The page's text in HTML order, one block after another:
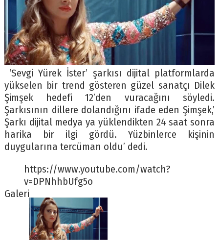
‘Sevgi Yürek İster’ şarkısı dijital platformlarda
yükselen bir trend gösteren güzel sanatçı Dilek
Şimşek hedefi 12’den vuracağını söyledi.
Şarkısının dillere dolandığını ifade eden Şimşek,’
Şarkı dijital medya ya yüklendikten 24 saat sonra
harika bir ilgi gördü. Yüzbinlerce kişinin
duygularına tercüman oldu’ dedi.
https://www.youtube.com/watch?
v=DPNhhbUfg5o
Galeri